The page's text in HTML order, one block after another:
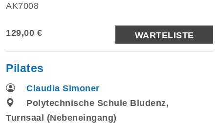
AK7008
129,00 € WARTELISTE
Pilates
Claudia Simoner
Polytechnische Schule Bludenz,
Turnsaal (Nebeneingang)